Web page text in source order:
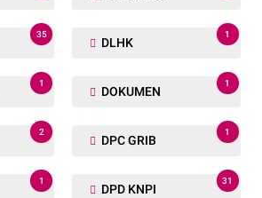
35
DLHK
1
1
DOKUMEN
1
2
DPC GRIB
1
1
DPD KNPI
31